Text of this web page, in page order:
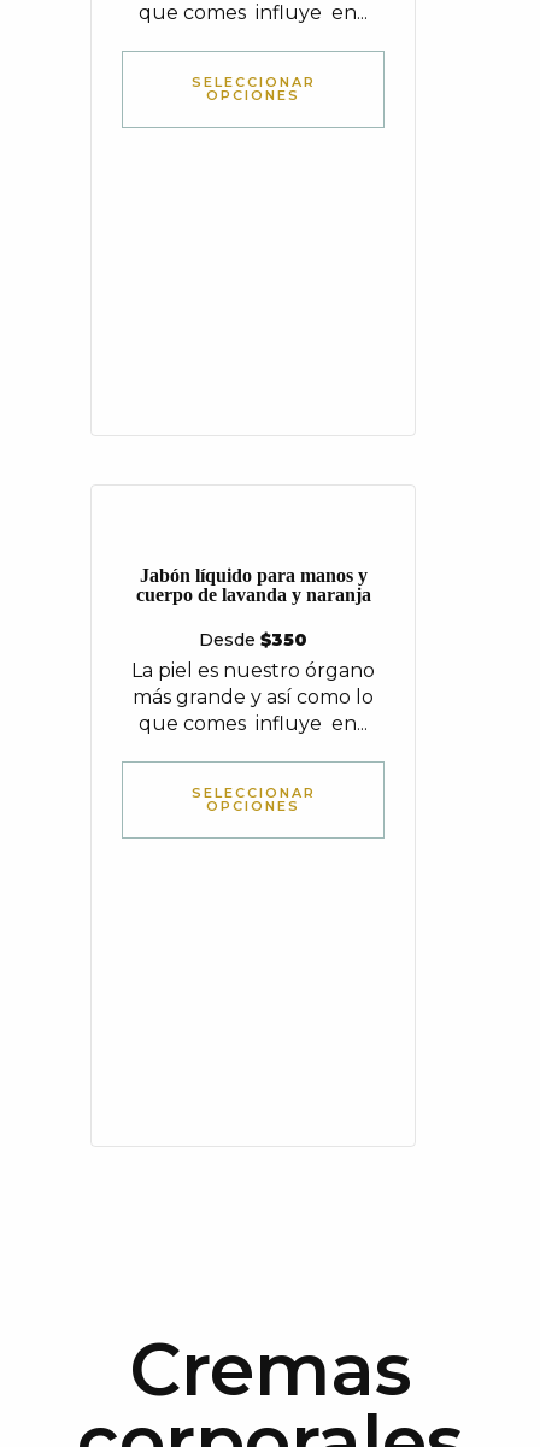
que comes influye en...
SELECCIONAR
OPCIONES
Jabón líquido para manos y
cuerpo de lavanda y naranja
Desde $350
La piel es nuestro órgano
más grande y así como lo
que comes influye en...
SELECCIONAR
OPCIONES
Cremas